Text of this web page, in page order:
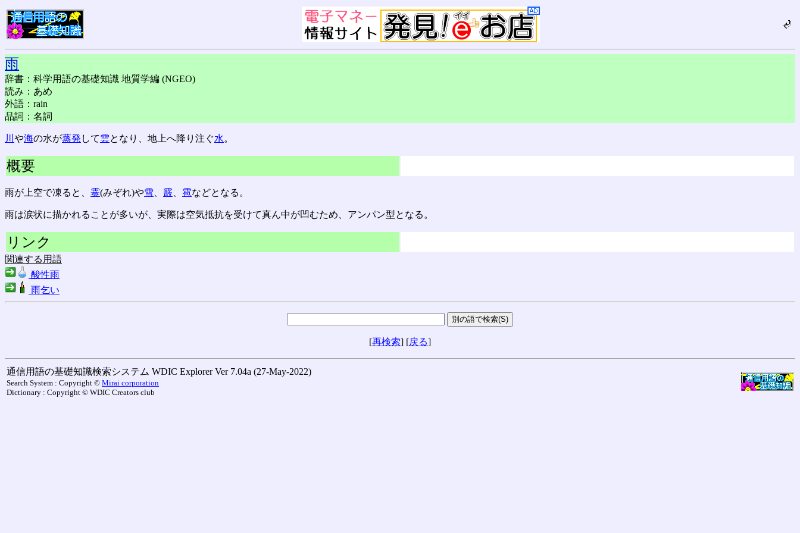
雨
辞書：科学用語の基礎知識 地質学編 (NGEO)
読み：あめ
外語：rain
品詞：名詞
川 や海の水が蒸発 して雲となり、地上へ降り注ぐ水。
概要
雨が上空で凍ると、 霙(みぞれ)や雪 霰 雹などとなる。
雨は涙状に描かれることが多いが、実際は空気抵抗を受けて真ん中が凹むため、アンパン型となる。
リンク
関連する用語
酸性雨
雨乞い
[再検索] [戻る]
通信用語の基礎知識検索システム WDIC Explorer Ver 7.04a (27-May-2022)
Search System : Copyright © Mirai corporation
Dictionary : Copyright © WDIC Creators club